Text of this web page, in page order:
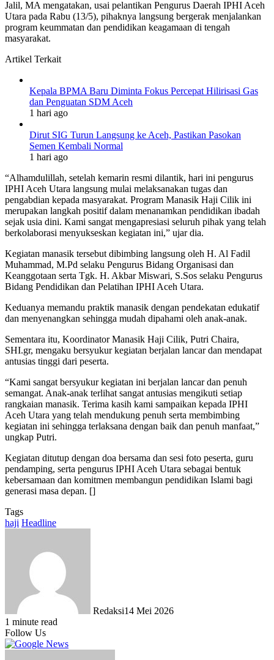
Jalil, MA mengatakan, usai pelantikan Pengurus Daerah IPHI Aceh
Utara pada Rabu (13/5), pihaknya langsung bergerak menjalankan
program keummatan dan pendidikan keagamaan di tengah
masyarakat.
Artikel Terkait
Kepala BPMA Baru Diminta Fokus Percepat Hilirisasi Gas
dan Penguatan SDM Aceh
1 hari ago
Dirut SIG Turun Langsung ke Aceh, Pastikan Pasokan
Semen Kembali Normal
1 hari ago
“Alhamdulillah, setelah kemarin resmi dilantik, hari ini pengurus
IPHI Aceh Utara langsung mulai melaksanakan tugas dan
pengabdian kepada masyarakat. Program Manasik Haji Cilik ini
merupakan langkah positif dalam menanamkan pendidikan ibadah
sejak usia dini. Kami sangat mengapresiasi seluruh pihak yang telah
berkolaborasi menyukseskan kegiatan ini,” ujar dia.
Kegiatan manasik tersebut dibimbing langsung oleh H. Al Fadil
Muhammad, M.Pd selaku Pengurus Bidang Organisasi dan
Keanggotaan serta Tgk. H. Akbar Miswari, S.Sos selaku Pengurus
Bidang Pendidikan dan Pelatihan IPHI Aceh Utara.
Keduanya memandu praktik manasik dengan pendekatan edukatif
dan menyenangkan sehingga mudah dipahami oleh anak-anak.
Sementara itu, Koordinator Manasik Haji Cilik, Putri Chaira,
SHI.gr, mengaku bersyukur kegiatan berjalan lancar dan mendapat
antusias tinggi dari peserta.
“Kami sangat bersyukur kegiatan ini berjalan lancar dan penuh
semangat. Anak-anak terlihat sangat antusias mengikuti setiap
rangkaian manasik. Terima kasih kami sampaikan kepada IPHI
Aceh Utara yang telah mendukung penuh serta membimbing
kegiatan ini sehingga terlaksana dengan baik dan penuh manfaat,”
ungkap Putri.
Kegiatan ditutup dengan doa bersama dan sesi foto peserta, guru
pendamping, serta pengurus IPHI Aceh Utara sebagai bentuk
kebersamaan dan komitmen membangun pendidikan Islami bagi
generasi masa depan. []
Tags
haji Headline
Redaksi14 Mei 2026
1 minute read
Follow Us